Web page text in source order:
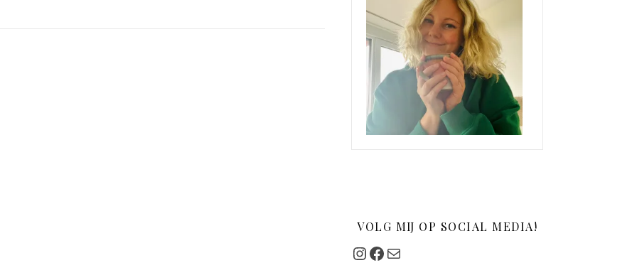
VOLG MIJ OP SOCIAL MEDIA!
Instagram
Facebook
Mail